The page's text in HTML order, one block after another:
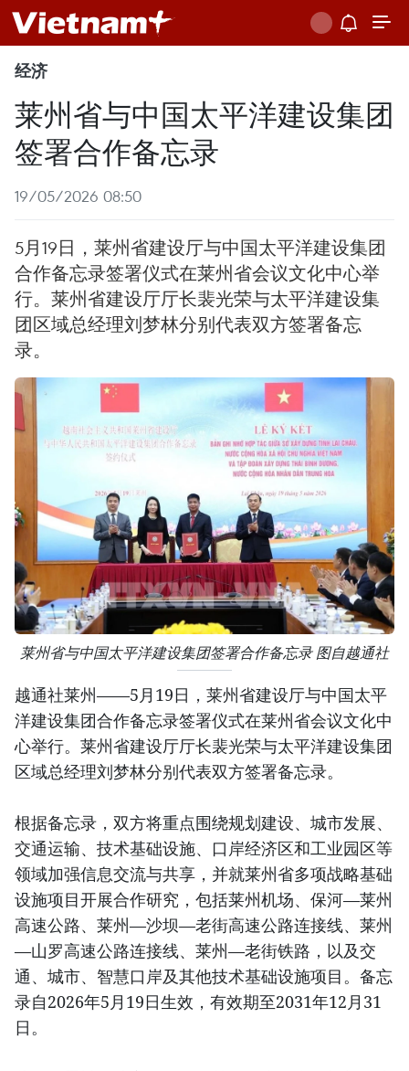
经济
莱州省与中国太平洋建设集团
签署合作备忘录
19/05/2026 08:50
5月19日，莱州省建设厅与中国太平洋建设集团
合作备忘录签署仪式在莱州省会议文化中心举
行。莱州省建设厅厅长裴光荣与太平洋建设集
团区域总经理刘梦林分别代表双方签署备忘
录。
莱州省与中国太平洋建设集团签署合作备忘录 图自越通社
越通社莱州——5月19日，莱州省建设厅与中国太平
洋建设集团合作备忘录签署仪式在莱州省会议文化中
心举行。莱州省建设厅厅长裴光荣与太平洋建设集团
区域总经理刘梦林分别代表双方签署备忘录。
根据备忘录，双方将重点围绕规划建设、城市发展、
交通运输、技术基础设施、口岸经济区和工业园区等
领域加强信息交流与共享，并就莱州省多项战略基础
设施项目开展合作研究，包括莱州机场、保河—莱州
高速公路、莱州—沙坝—老街高速公路连接线、莱州
—山罗高速公路连接线、莱州—老街铁路，以及交
通、城市、智慧口岸及其他技术基础设施项目。备忘
录自2026年5月19日生效，有效期至2031年12月31
日。